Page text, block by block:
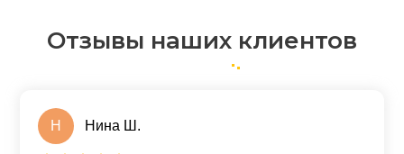
Отзывы наших клиентов
Н Нина Ш.